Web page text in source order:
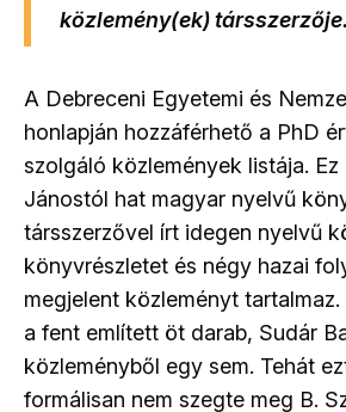
közlemény(ek)
A Debreceni Egyetemi és
honlapján hozzáférhető a PhD
szolgáló közlemények listája. Ez
Jánostól hat magyar nyelvű
társszerzővel írt idegen nyelvű
könyvrészletet és négy hazai
megjelent közleményt
a fent említett öt darab, Sudár
közleményből egy sem. Tehát
formálisan nem szegte meg B.